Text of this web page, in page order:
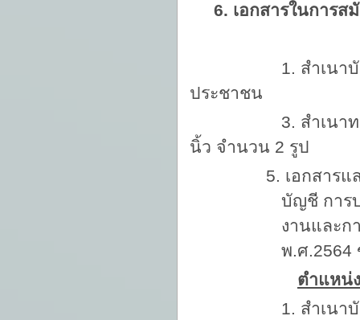
6. เอกสารในการสมั
1. สำเนาบัตรป
ประชาชน
3. สำเนาทะ
นิ้ว จำนวน 2 รูป
5. เอกสาร
บัญชี การ
งานและ
พ.ศ.2564
ตำแหน่
1. สำเนาบัตรป